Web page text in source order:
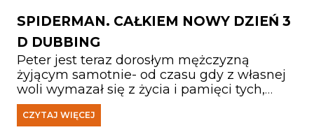
SPIDERMAN. CAŁKIEM NOWY DZIEŃ 3
D DUBBING
Peter jest teraz dorosłym mężczyzną
żyjącym samotnie- od czasu gdy z własnej
woli wymazał się z życia i pamięci tych,
których kochał. Walcząc z przestępczością
w Nowym Jorku, który nie zna już jego
CZYTAJ WIĘCEJ